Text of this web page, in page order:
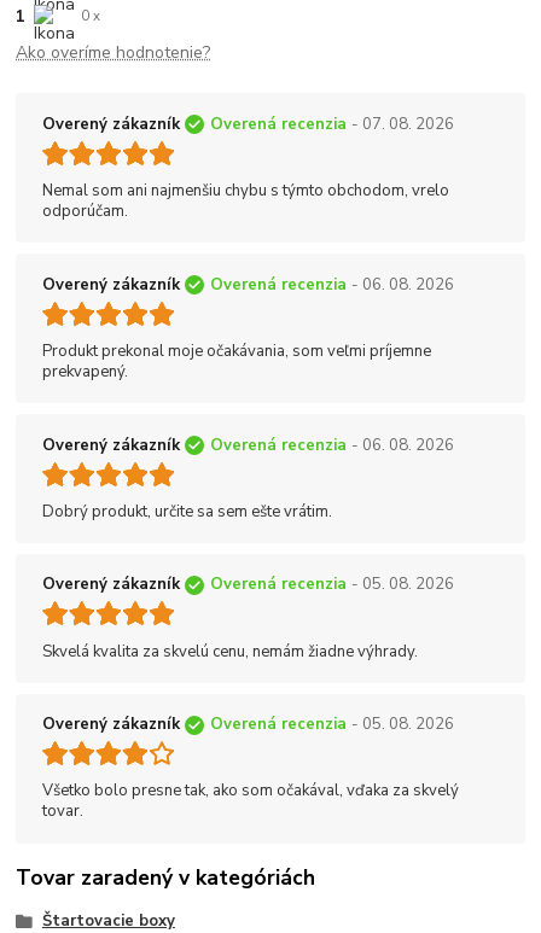
1 0 x
Ako overíme hodnotenie?
Overený zákazník Overená recenzia - 07. 08. 2026
Nemal som ani najmenšiu chybu s týmto obchodom, vrelo
odporúčam.
Overený zákazník Overená recenzia - 06. 08. 2026
Produkt prekonal moje očakávania, som veľmi príjemne
prekvapený.
Overený zákazník Overená recenzia - 06. 08. 2026
Dobrý produkt, určite sa sem ešte vrátim.
Overený zákazník Overená recenzia - 05. 08. 2026
Skvelá kvalita za skvelú cenu, nemám žiadne výhrady.
Overený zákazník Overená recenzia - 05. 08. 2026
Všetko bolo presne tak, ako som očakával, vďaka za skvelý
tovar.
Tovar zaradený v kategóriách
Štartovacie boxy